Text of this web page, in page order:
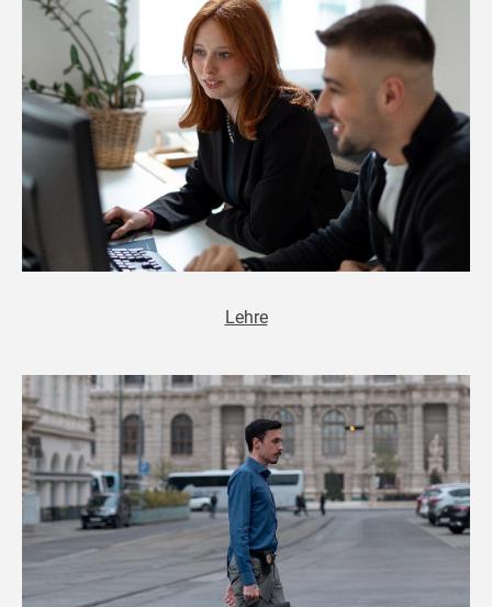
Lehre